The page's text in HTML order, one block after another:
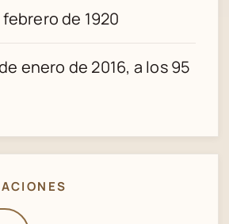
de 1920
enero de 2016, a los 95